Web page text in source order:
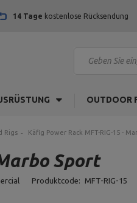
14 Tage kostenlose Rücksendung
OUTDOOR
Rigs Käfig Power Rack MFT-RIG-15 -
Sport
Produktcode: MFT-RIG-15